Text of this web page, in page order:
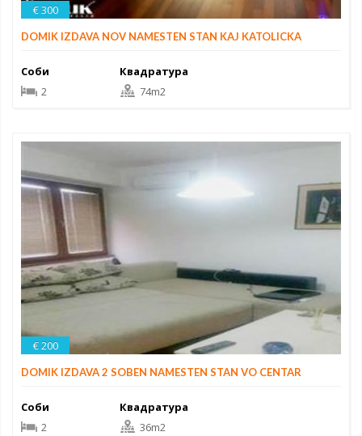
€ 300
DOMIK IZDAVA NOV NAMESTEN STAN KAJ KATOLICKA
Соби
2
Квадратура
74m2
€ 200
DOMIK IZDAVA 2 SOBEN NAMESTEN STAN VO CENTAR
Соби
2
Квадратура
36m2